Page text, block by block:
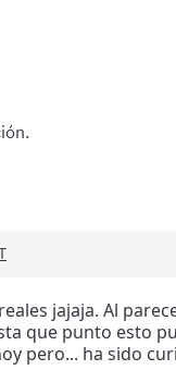
jajaja. Al
que punto esto
pero... ha sido